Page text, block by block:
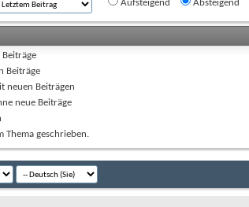
Aufsteigend
Absteigend
Beiträge
Beiträge
neuen Beiträgen
neue Beiträge
Thema geschrieben.